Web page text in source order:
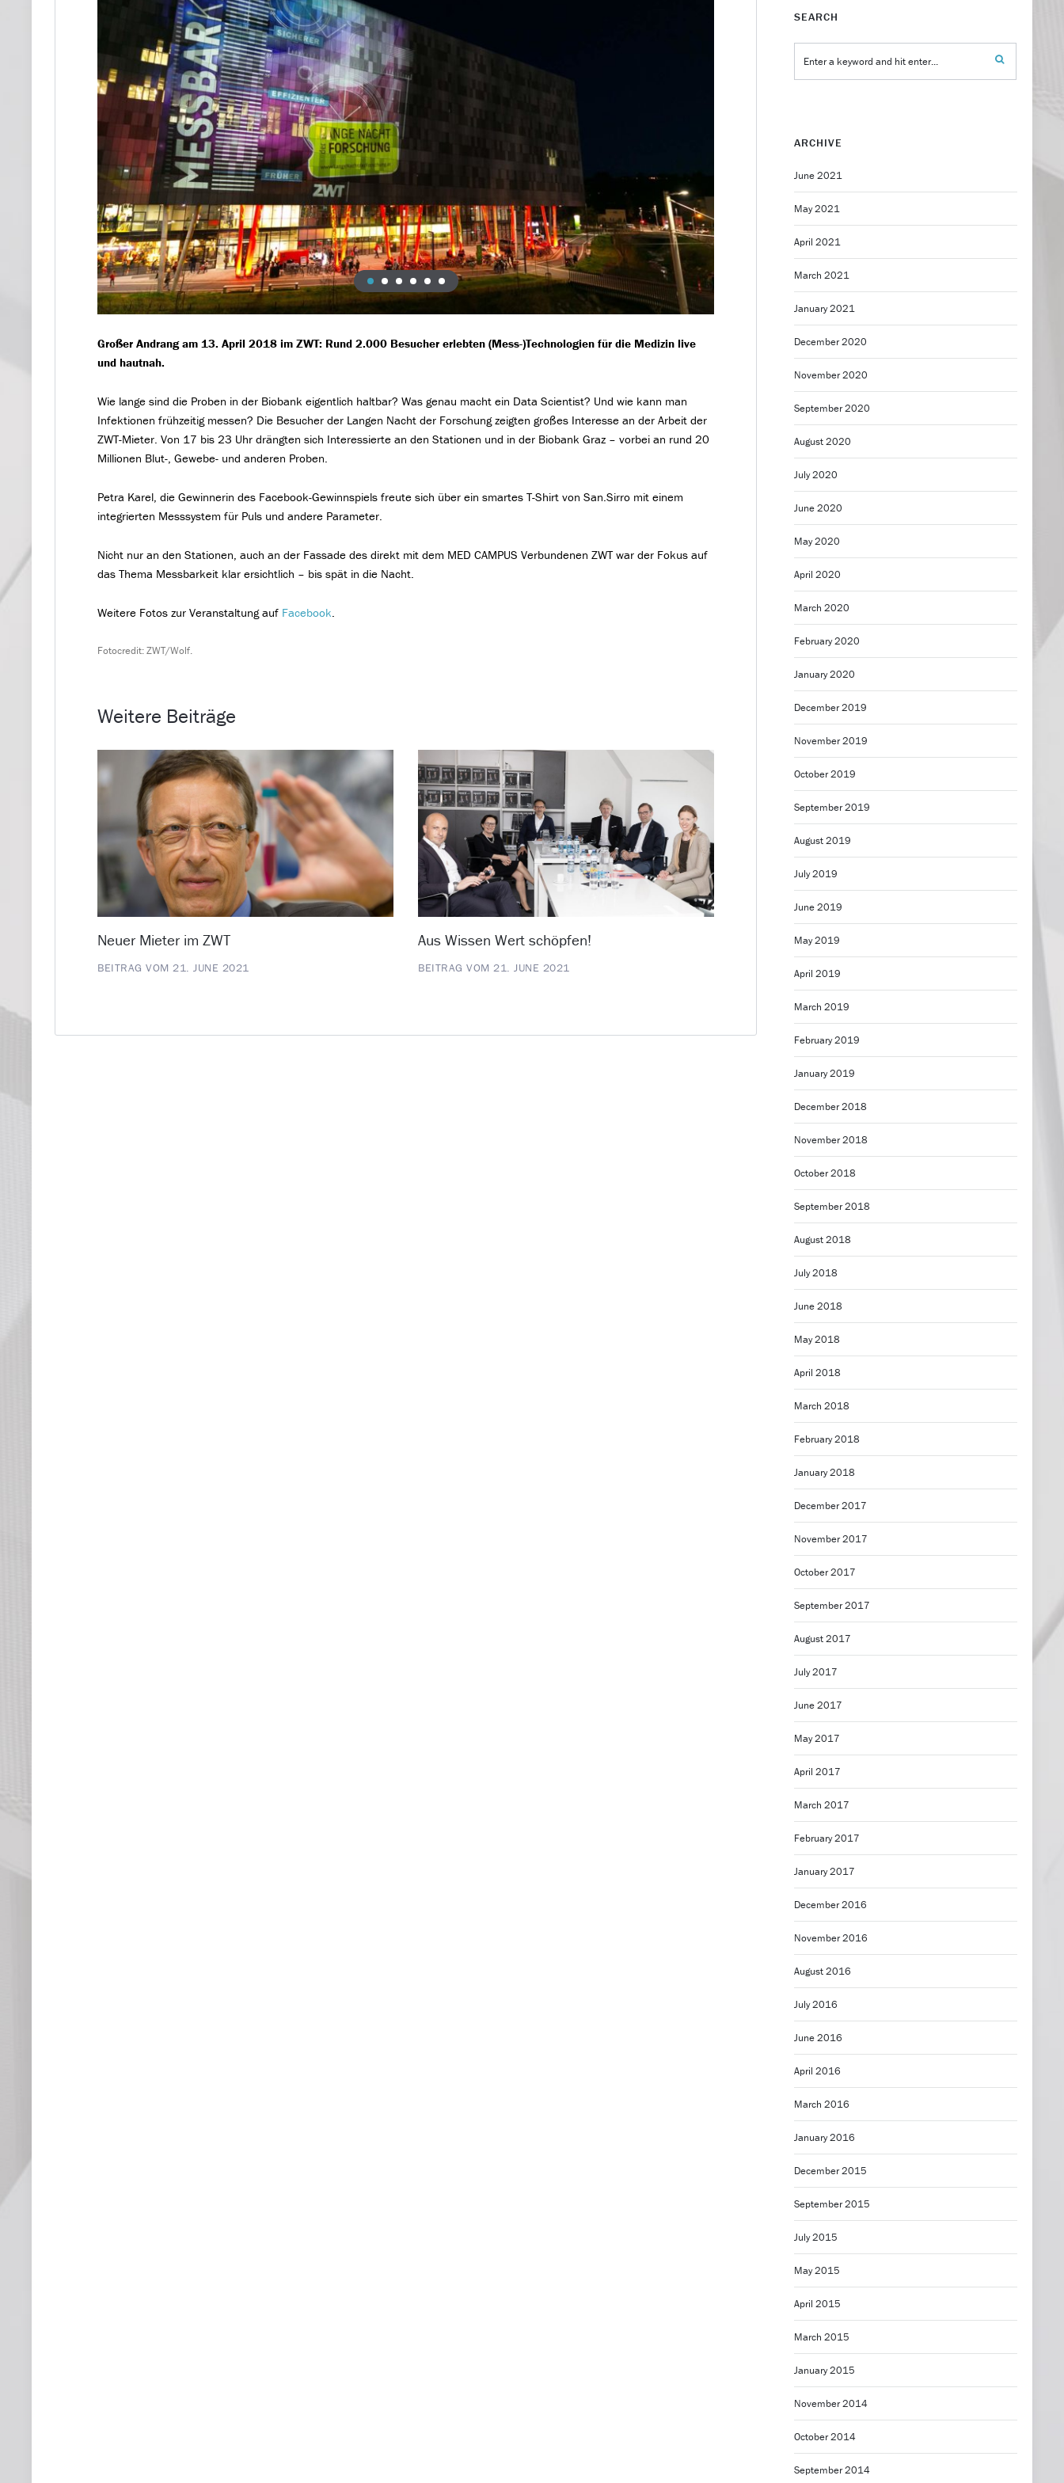
Großer Andrang am 13. April 2018 im ZWT: Rund 2.000 Besucher erlebten (Mess-)Technologien für die Medizin live
und hautnah.
Wie lange sind die Proben in der Biobank eigentlich haltbar? Was genau macht ein Data Scientist? Und wie kann man
Infektionen frühzeitig messen? Die Besucher der Langen Nacht der Forschung zeigten großes Interesse an der Arbeit der
ZWT-Mieter. Von 17 bis 23 Uhr drängten sich Interessierte an den Stationen und in der Biobank Graz – vorbei an rund 20
Millionen Blut-, Gewebe- und anderen Proben.
Petra Karel, die Gewinnerin des Facebook-Gewinnspiels freute sich über ein smartes T-Shirt von San.Sirro mit einem
integrierten Messsystem für Puls und andere Parameter.
Nicht nur an den Stationen, auch an der Fassade des direkt mit dem MED CAMPUS Verbundenen ZWT war der Fokus auf
das Thema Messbarkeit klar ersichtlich – bis spät in die Nacht.
Weitere Fotos zur Veranstaltung auf Facebook.
Fotocredit: ZWT/Wolf.
Weitere Beiträge
Neuer Mieter im ZWT
BEITRAG VOM 21. JUNE 2021
Aus Wissen Wert schöpfen!
BEITRAG VOM 21. JUNE 2021
SEARCH
ARCHIVE
June 2021
May 2021
April 2021
March 2021
January 2021
December 2020
November 2020
September 2020
August 2020
July 2020
June 2020
May 2020
April 2020
March 2020
February 2020
January 2020
December 2019
November 2019
October 2019
September 2019
August 2019
July 2019
June 2019
May 2019
April 2019
March 2019
February 2019
January 2019
December 2018
November 2018
October 2018
September 2018
August 2018
July 2018
June 2018
May 2018
April 2018
March 2018
February 2018
January 2018
December 2017
November 2017
October 2017
September 2017
August 2017
July 2017
June 2017
May 2017
April 2017
March 2017
February 2017
January 2017
December 2016
November 2016
August 2016
July 2016
June 2016
April 2016
March 2016
January 2016
December 2015
September 2015
July 2015
May 2015
April 2015
March 2015
January 2015
November 2014
October 2014
September 2014